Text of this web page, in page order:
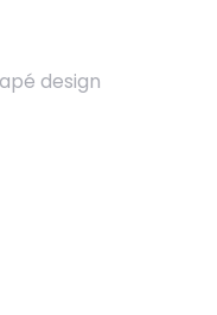
design